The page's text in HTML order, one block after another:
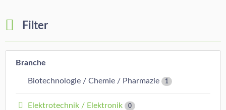
Filter
Branche
Biotechnologie / Chemie / Pharmazie 1
Elektrotechnik / Elektronik 0